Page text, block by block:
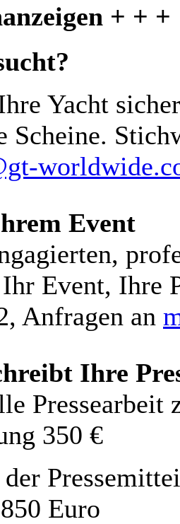
+ + +
Yacht
Scheine.
Event
Event, Ihre
Anfragen an
Ihre
Pressearbeit
350 €
der
Euro